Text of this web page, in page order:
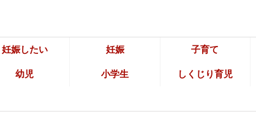
妊娠したい 妊娠 子育て
幼児 小学生 しくじり育児